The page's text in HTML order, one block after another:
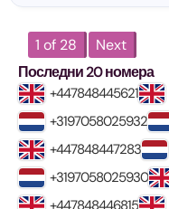
1 of 28
Next
Последни 20 номера
+447848445621
+3197058025932
+447848447283
+3197058025930
+447848446815